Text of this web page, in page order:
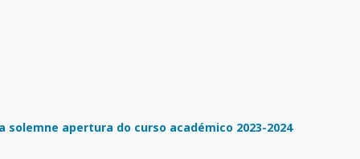
apertura do curso académico 2023-2024